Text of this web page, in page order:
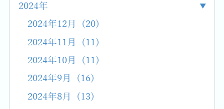
2024年
2024年12月 (20)
2024年11月 (11)
2024年10月 (11)
2024年9月 (16)
2024年8月 (13)